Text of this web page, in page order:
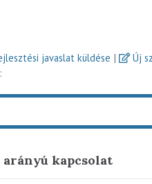
javaslat küldése | Új
arányú kapcsolat